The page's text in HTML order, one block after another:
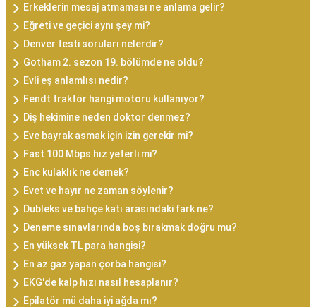
Erkeklerin mesaj atmaması ne anlama gelir?
Eğreti ve geçici aynı şey mi?
Denver testi soruları nelerdir?
Gotham 2. sezon 19. bölümde ne oldu?
Evli eş anlamlısı nedir?
Fendt traktör hangi motoru kullanıyor?
Diş hekimine neden doktor denmez?
Eve bayrak asmak için izin gerekir mi?
Fast 100 Mbps hız yeterli mi?
Enc kulaklık ne demek?
Evet ve hayır ne zaman söylenir?
Dubleks ve bahçe katı arasındaki fark ne?
Deneme sınavlarında boş bırakmak doğru mu?
En yüksek TL para hangisi?
En az gaz yapan çorba hangisi?
EKG'de kalp hızı nasıl hesaplanır?
Epilatör mü daha iyi ağda mı?